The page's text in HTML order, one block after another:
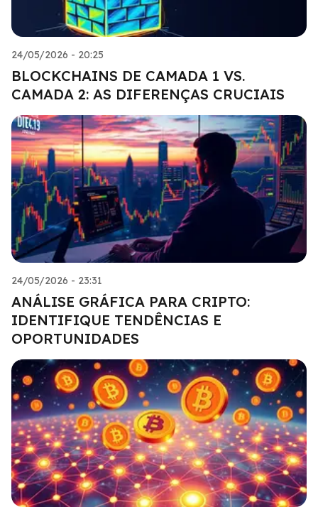
24/05/2026 - 20:25
BLOCKCHAINS DE CAMADA 1 VS.
CAMADA 2: AS DIFERENÇAS CRUCIAIS
24/05/2026 - 23:31
ANÁLISE GRÁFICA PARA CRIPTO:
IDENTIFIQUE TENDÊNCIAS E
OPORTUNIDADES